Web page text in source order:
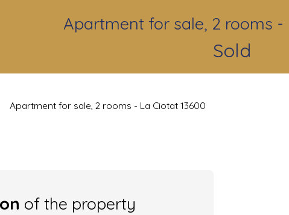
Apartment for sale, 2 rooms -
Sold
Apartment for sale, 2 rooms - La Ciotat 13600
of the property